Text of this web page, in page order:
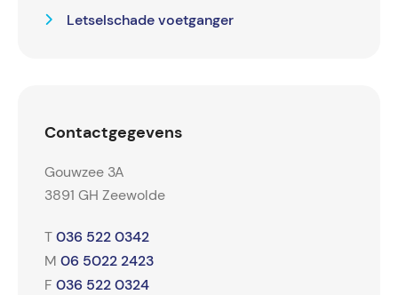
Letselschade voetganger
Contactgegevens
Gouwzee 3A
3891 GH Zeewolde
T 036 522 0342
M 06 5022 2423
F 036 522 0324